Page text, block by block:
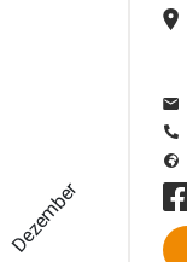
Dezember